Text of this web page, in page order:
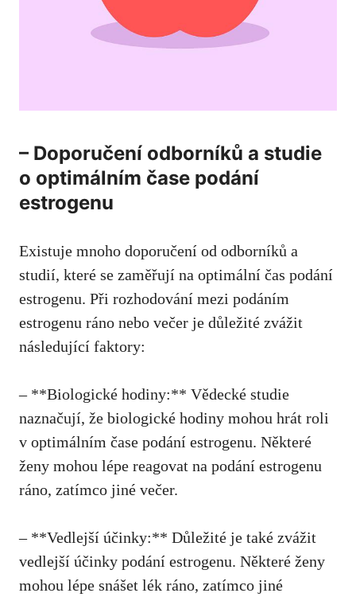
– Doporučení odborníků a studie
o optimálním čase podání
estrogenu
Existuje mnoho doporučení od odborníků a
studií, které se zaměřují na optimální čas podání
estrogenu. Při rozhodování mezi podáním
estrogenu ráno nebo večer je důležité zvážit
následující faktory:
– **Biologické hodiny:** Vědecké studie
naznačují, že biologické hodiny mohou hrát roli
v optimálním čase podání estrogenu. Některé
ženy mohou lépe reagovat na podání estrogenu
ráno, zatímco jiné večer.
– **Vedlejší účinky:** Důležité je také zvážit
vedlejší účinky podání estrogenu. Některé ženy
mohou lépe snášet lék ráno, zatímco jiné